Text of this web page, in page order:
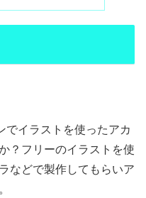
でイラストを使ったアカ
？フリーのイラストを使
などで製作してもらいア